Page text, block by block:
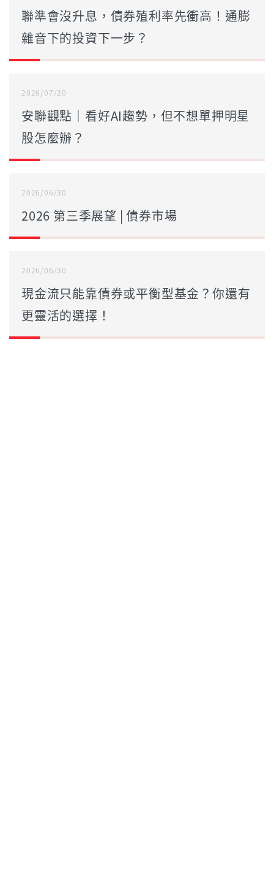
聯準會沒升息，債券殖利率先衝高！通膨
雜音下的投資下一步？
2026/07/20
安聯觀點｜看好AI趨勢，但不想單押明星
股怎麼辦？
2026/06/30
2026 第三季展望 | 債券市場
2026/06/30
現金流只能靠債券或平衡型基金？你還有
更靈活的選擇！